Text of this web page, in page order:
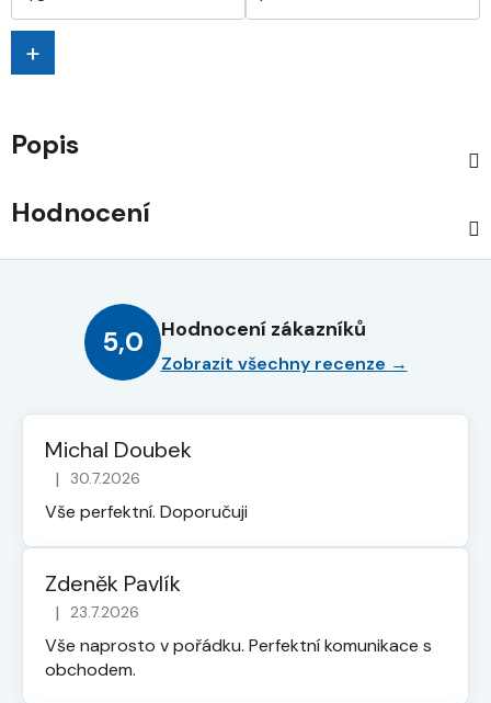
+
Popis
Hodnocení
5,0 Hodnocení zákazníků
Zobrazit všechny recenze →
Michal Doubek
Hodnocení obchodu je 5 z 5 hvězdiček.
| 30.7.2026
Vše perfektní. Doporučuji
Zdeněk Pavlík
Hodnocení obchodu je 5 z 5 hvězdiček.
| 23.7.2026
Vše naprosto v pořádku. Perfektní komunikace s
obchodem.